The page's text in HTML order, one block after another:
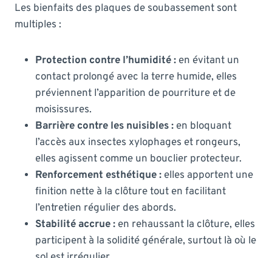
Les bienfaits des plaques de soubassement sont
multiples :
Protection contre l’humidité : en évitant un
contact prolongé avec la terre humide, elles
préviennent l’apparition de pourriture et de
moisissures.
Barrière contre les nuisibles : en bloquant
l’accès aux insectes xylophages et rongeurs,
elles agissent comme un bouclier protecteur.
Renforcement esthétique : elles apportent une
finition nette à la clôture tout en facilitant
l’entretien régulier des abords.
Stabilité accrue : en rehaussant la clôture, elles
participent à la solidité générale, surtout là où le